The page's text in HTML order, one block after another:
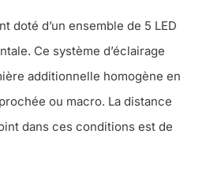
doté d’un ensemble de 5 LED
Ce système d’éclairage
additionnelle homogène en
ou macro. La distance
dans ces conditions est de